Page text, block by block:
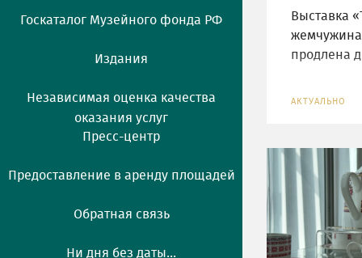
Госкаталог Музейного фонда РФ
Издания
Независимая оценка качества
оказания услуг
Пресс-центр
Предоставление в аренду площадей
Обратная связь
Ни дня без даты...
Выставка
жемчужина
продлена
АКТУАЛЬНО